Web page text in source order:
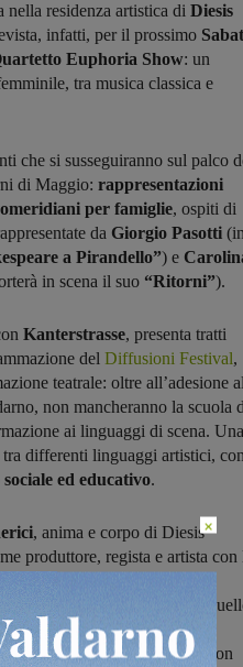
nella residenza artistica di Diesis
infatti, per il prossimo
Euphoria Show: un
tra musica classica e
che si susseguiranno sul palco
di Maggio: rappresentazioni
per famiglie, ospiti di
da Giorgio Pasotti
a Pirandello”) e
in scena il suo “Ritorni”).
Kanterstrasse, presenta tratti
del Diffusioni Festival,
teatrale: oltre all’adesione
non mancheranno la scuola
ai linguaggi di scena. Una
differenti linguaggi artistici,
ed educativo.
, anima e corpo di Diesis
produttore, regista e artista con
; l'obiettivo,
“vedere” il teatro in una
“creare” teatro e teatralità con
×